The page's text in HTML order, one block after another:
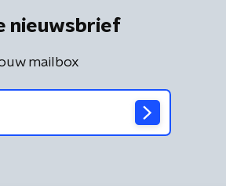
nieuwsbrief
mailbox